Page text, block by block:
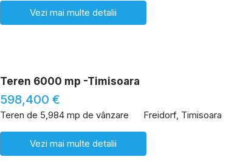
Vezi mai multe detalii
Teren 6000 mp -Timisoara
598,400 €
Teren de 5,984 mp de vânzare Freidorf, Timisoara
Vezi mai multe detalii